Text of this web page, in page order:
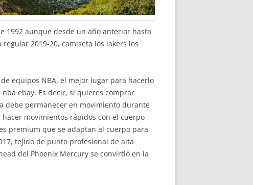
1992 aunque desde un año anterior hasta
2019-20, camiseta los lakers los
equipos NBA, el mejor lugar para hacerlo
ebay. Es decir, si quieres comprar
debe permanecer en movimiento durante
movimientos rápidos con el cuerpo
premium que se adaptan al cuerpo para
tejido de punto profesional de alta
del Phoenix Mercury se convirtió en la